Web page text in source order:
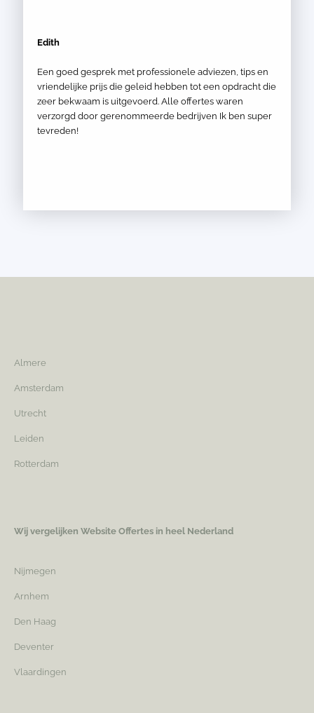
Een goed gesprek met professionele adviezen, tips en
vriendelijke prijs die geleid hebben tot een opdracht die
zeer bekwaam is uitgevoerd. Alle offertes waren
verzorgd door gerenommeerde bedrijven Ik ben super
Wij vergelijken Website Offertes in heel Nederland
Nijmegen
Den Haag
Vlaardingen